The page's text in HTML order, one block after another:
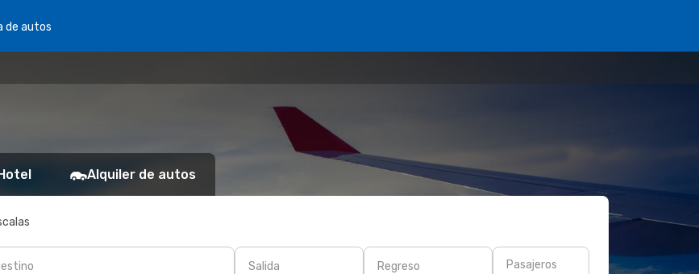
de autos
Alquiler de autos
Salida Regreso Pasajeros